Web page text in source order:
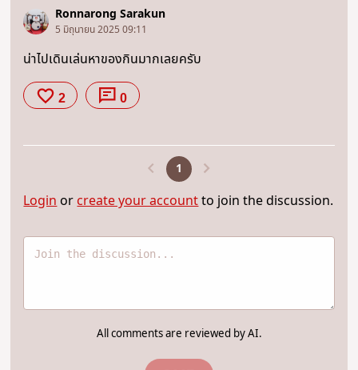
Ronnarong Sarakun
5 มิถุนายน 2025 09:11
น่าไปเดินเล่นหาของกินมากเลยครับ
2 0
1
Loginorcreate your accountto join the discussion.
All comments are reviewed by AI.